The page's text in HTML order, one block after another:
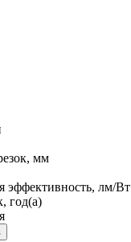
мм
эффективность, лм/Вт
год(а)